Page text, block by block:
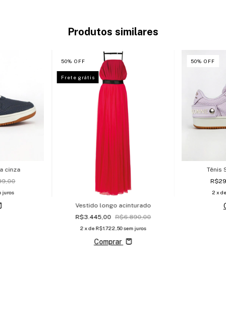
Produtos similares
cinza
juros
50% OFF
Frete grátis
Vestido longo acinturado
R$3.445,00 R$6.890,00
2 x deR$1.722,50 sem juros
Comprar
50%OFF
Tênis
2 x